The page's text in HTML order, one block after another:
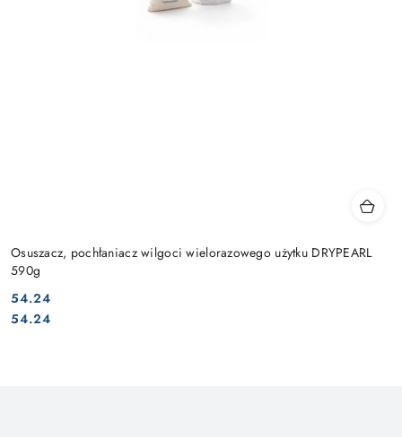
Osuszacz, pochłaniacz wilgoci wielorazowego użytku DRYPEARL
590g
Cena:
54.24
Cena:
54.24